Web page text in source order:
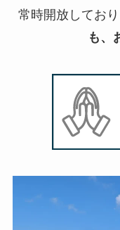
常時開放しており
も、